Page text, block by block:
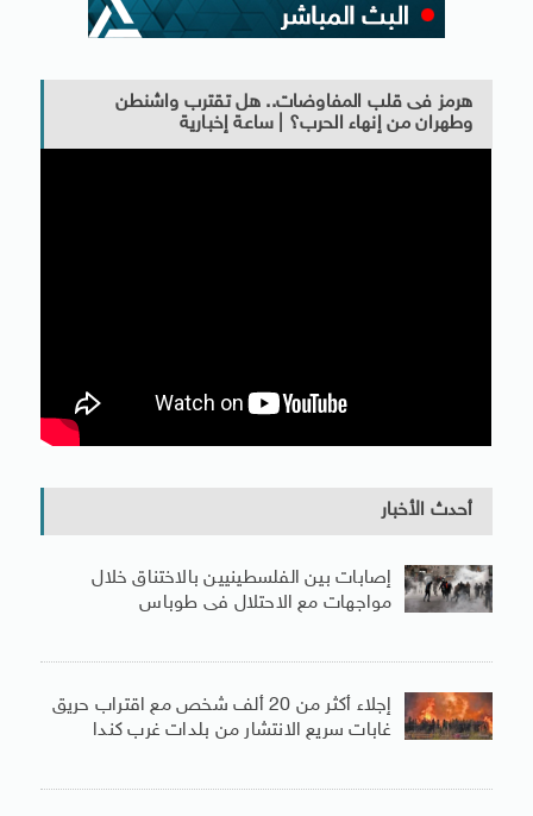
هرمز فى قلب المفاوضات.. هل تقترب واشنطن
وطهران من إنهاء الحرب؟ | ساعة إخبارية
أحدث الأخبار
إصابات بين الفلسطينيين بالاختناق خلال
مواجهات مع الاحتلال فى طوباس
إجلاء أكثر من 20 ألف شخص مع اقتراب حريق
غابات سريع الانتشار من بلدات غرب كندا